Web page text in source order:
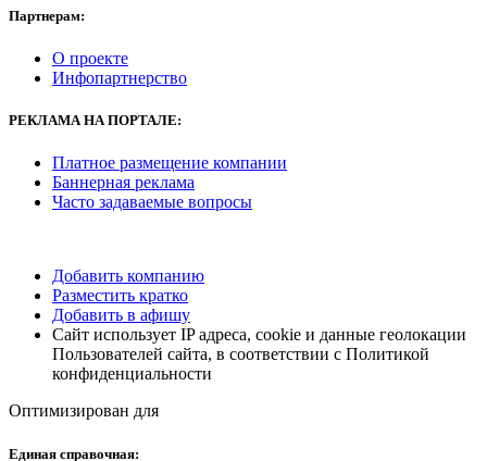
Партнерам:
О проекте
Инфопартнерство
РЕКЛАМА НА ПОРТАЛЕ:
Платное размещение компании
Баннерная реклама
Часто задаваемые вопросы
Добавить компанию
Разместить кратко
Добавить в афишу
Сайт использует IP адреса, cookie и данные геолокации
Пользователей сайта, в соответствии с Политикой
конфиденциальности
Оптимизирован для
Единая справочная: